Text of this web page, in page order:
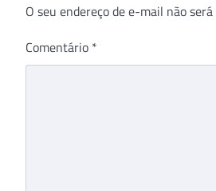
O seu endereço de e-mail não
Comentário *